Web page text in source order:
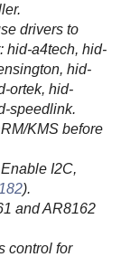
drivers to
hid-a4tech, hid-
hid-
ortek, hid-
speedlink.
KMS before
I2C,
).
and AR8162
control for